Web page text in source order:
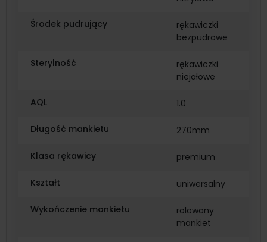
Środek pudrujący
rękawiczki
bezpudrowe
Sterylność
rękawiczki
niejałowe
AQL 1.0
Długość mankietu 270mm
Klasa rękawicy premium
Kształt uniwersalny
Wykończenie mankietu
rolowany
mankiet